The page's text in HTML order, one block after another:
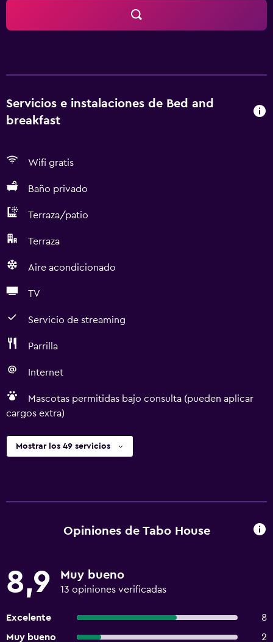
Servicios e instalaciones de Bed and
breakfast
Wifi gratis
Baño privado
Terraza/patio
Terraza
Aire acondicionado
TV
Servicio de streaming
Parrilla
Internet
Mascotas permitidas bajo consulta (pueden aplicar
cargos extra)
Mostrar los 49 servicios
Opiniones de Tabo House
8,9 Muy bueno
13 opiniones verificadas
Excelente
8
Muy bueno
2